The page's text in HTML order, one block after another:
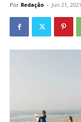
Por Redação - Jun 21, 2021